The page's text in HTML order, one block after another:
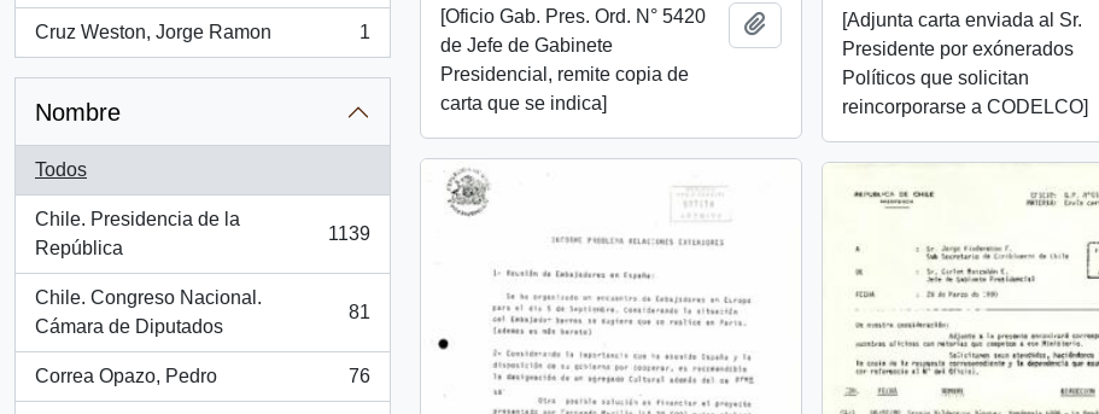
Cruz Weston, Jorge Ramon
, 1 resultados
1
Nombre
Todos
Chile. Presidencia de la
República
, 1139 resultados
1139
Chile. Congreso Nacional.
Cámara de Diputados
, 81 resultados
81
Correa Opazo, Pedro
, 76 resultados
76
[Oficio Gab. Pres. Ord. N° 5420
de Jefe de Gabinete
Presidencial, remite copia de
carta que se indica]
Añadir al portapapeles
[Adjunta carta enviada al Sr.
Presidente por exónerados
Políticos que solicitan
reincorporarse a CODELCO]